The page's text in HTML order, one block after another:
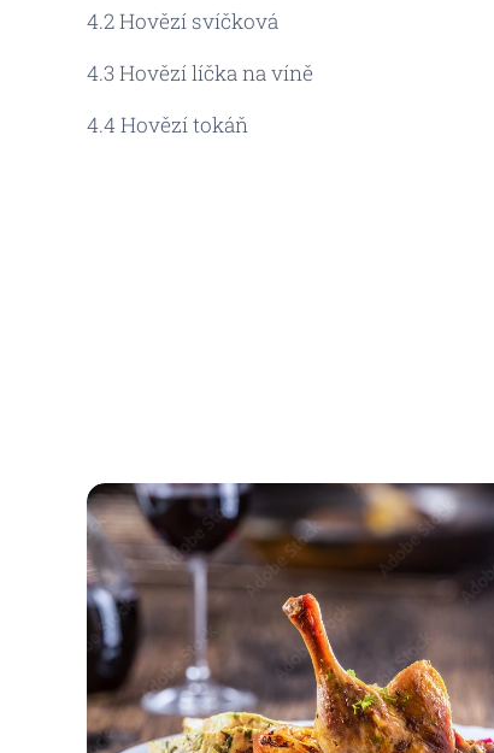
4.2 Hovězí svíčková
4.3 Hovězí líčka na víně
4.4 Hovězí tokáň